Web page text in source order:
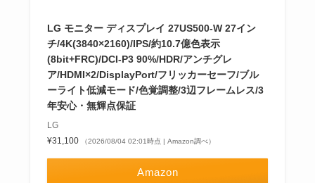
LG モニター ディスプレイ 27US500-W 27イン
チ/4K(3840×2160)/IPS/約10.7億色表示
(8bit+FRC)/DCI-P3 90%/HDR/アンチグレ
ア/HDMI×2/DisplayPort/フリッカーセーフ/ブル
ーライト低減モード/色覚調整/3辺フレームレス/3
年安心・無輝点保証
LG
¥31,100
（2026/08/04 02:01時点 | Amazon調べ）
Amazon